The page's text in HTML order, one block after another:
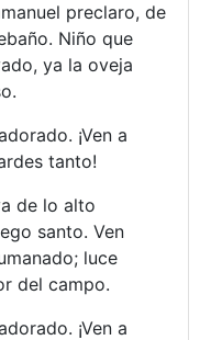
preclaro, de
Niño que
ya la oveja
¡Ven a
tanto!
de lo alto
santo. Ven
luce
del campo.
¡Ven a